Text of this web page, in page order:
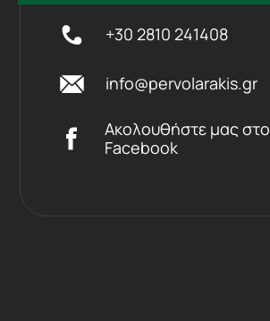
+30 2810 241408
info@pervolarakis.gr
Ακολουθήστε μας στο
Facebook